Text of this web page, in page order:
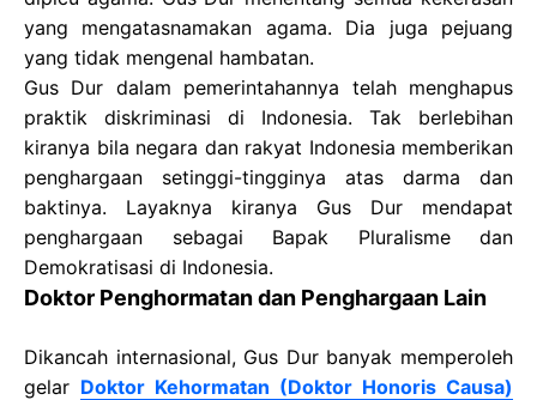
yang mengatasnamakan agama. Dia juga pejuang
yang tidak mengenal hambatan.
Gus Dur dalam pemerintahannya telah menghapus
praktik diskriminasi di Indonesia. Tak berlebihan
kiranya bila negara dan rakyat Indonesia memberikan
penghargaan setinggi-tingginya atas darma dan
baktinya. Layaknya kiranya Gus Dur mendapat
penghargaan sebagai Bapak Pluralisme dan
Demokratisasi di Indonesia.
Doktor Penghormatan dan Penghargaan Lain
Dikancah internasional, Gus Dur banyak memperoleh
gelar Doktor Kehormatan (Doktor Honoris Causa)